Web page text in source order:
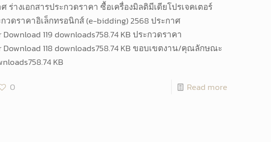
ร่างเอกสารประกวดราคา ซื้อเครื่องมิลติมีเดียโปรเจคเตอร์
กวดราคาอิเล็กทรอนิกส์ (e-bidding) 2568 ประกาศ
119 downloads758.74 KB ประกวดราคา
Download 118 downloads758.74 KB ขอบเขตงาน/คุณลักษณะ
KB
0 Read more